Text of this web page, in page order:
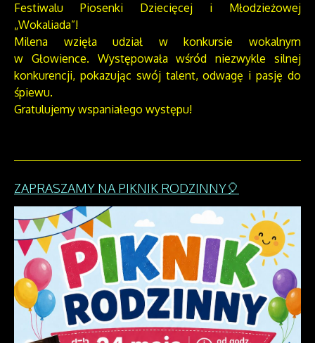
Festiwalu Piosenki Dziecięcej i Młodzieżowej
„Wokaliada”!
Milena wzięła udział w konkursie wokalnym
w Głowience. Występowała wśród niezwykle silnej
konkurencji, pokazując swój talent, odwagę i pasję do
śpiewu.
Gratulujemy wspaniałego występu!
ZAPRASZAMY NA PIKNIK RODZINNY🎈